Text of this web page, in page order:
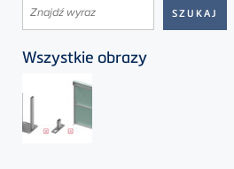
Wszystkie obrazy